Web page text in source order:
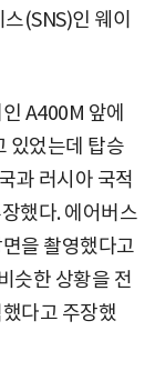
(SNS)인 웨이
A400M 앞에
있었는데 탑승
과 러시아 국적
했다. 에어버스
을 촬영했다고
슷한 상황을 전
다고 주장했